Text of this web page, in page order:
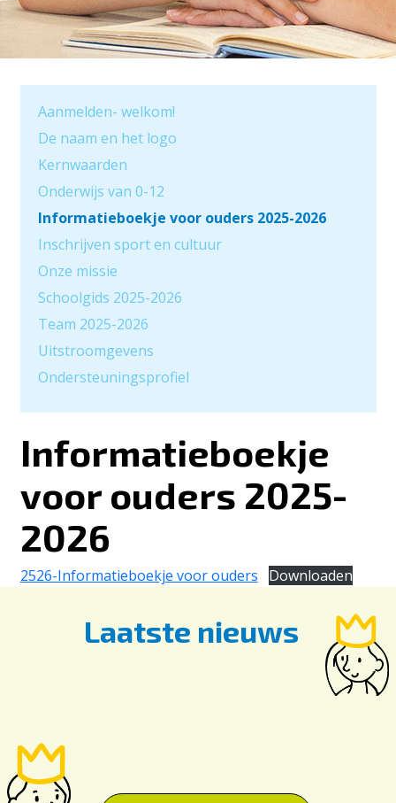
Aanmelden- welkom!
De naam en het logo
Kernwaarden
Onderwijs van 0-12
Informatieboekje voor ouders 2025-2026
Inschrijven sport en cultuur
Onze missie
Schoolgids 2025-2026
Team 2025-2026
Uitstroomgevens
Ondersteuningsprofiel
Informatieboekje
voor ouders 2025-
2026
2526-Informatieboekje voor ouders Downloaden
Laatste nieuws